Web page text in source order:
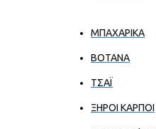
ΜΠΑΧΑΡΙΚΑ
ΒΟΤΑΝΑ
ΤΣΑΪ
ΞΗΡΟΙ ΚΑΡΠΟΙ